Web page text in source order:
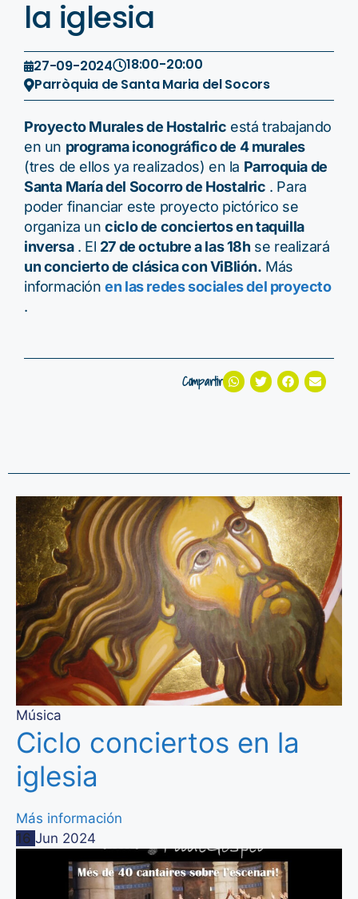
la iglesia
27-09-2024 18:00-20:00
Parròquia de Santa Maria del Socors
Proyecto Murales de Hostalric está trabajando
en un programa iconográfico de 4 murales
(tres de ellos ya realizados) en la Parroquia de
Santa María del Socorro de Hostalric . Para
poder financiar este proyecto pictórico se
organiza unciclo de conciertos en taquilla
inversa. El 27 de octubre a las 18h se realizará
un concierto de clásica con ViBlión. Más
informaciónen las redes sociales del proyecto
.
Compartir
Música
Ciclo conciertos en la
iglesia
Más información
16 Jun 2024